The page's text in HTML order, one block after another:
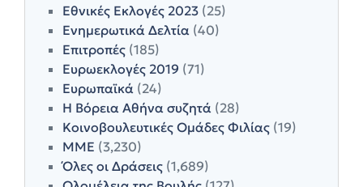
Εθνικές Εκλογές 2023 (25)
Ενημερωτικά Δελτία (40)
Επιτροπές (185)
Ευρωεκλογές 2019 (71)
Ευρωπαϊκά (24)
Η Βόρεια Αθήνα συζητά (28)
Κοινοβουλευτικές Ομάδες Φιλίας (19)
ΜΜΕ (3,230)
Όλες οι Δράσεις (1,689)